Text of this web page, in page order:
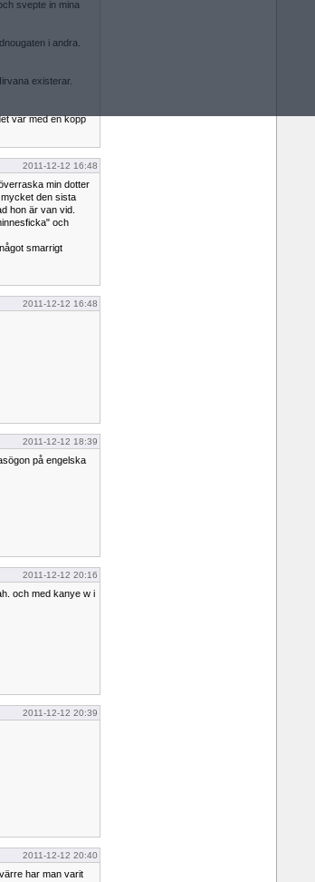
svepte in mina
i andra.
existerar.
var med en kopp
2011-12-12 16:48
min dotter
den sista
hon är van vid.
och
smarrigt
2011-12-12 16:48
2011-12-12 18:39
på engelska
2011-12-12 20:16
och med kanye w i
2011-12-12 20:39
2011-12-12 20:40
har man varit